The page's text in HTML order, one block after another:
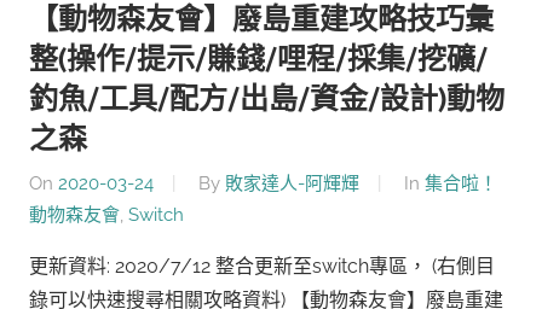
【動物森友會】廢島重建攻略技巧彙
整(操作/提示/賺錢/哩程/採集/挖礦/
釣魚/工具/配方/出島/資金/設計)動物
之森
On 2020-03-24 By 敗家達人-阿輝輝 In 集合啦！
動物森友會, Switch
更新資料: 2020/7/12 整合更新至switch專區， (右側目
錄可以快速搜尋相關攻略資料) 【動物森友會】廢島重建